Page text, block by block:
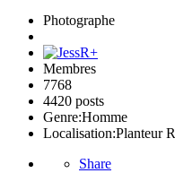
Photographe
Membres
7768
4420 posts
Genre:Homme
Localisation:Planteur
Share